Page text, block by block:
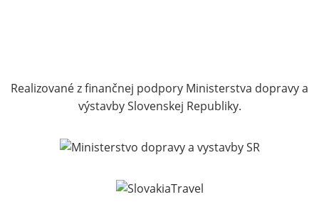
Realizované z finančnej podpory Ministerstva dopravy a
výstavby Slovenskej Republiky.